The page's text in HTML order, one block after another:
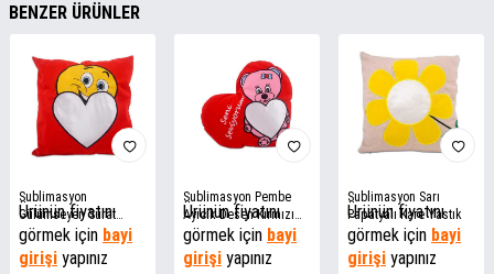
BENZER ÜRÜNLER
Sublimasyon
Gülümseyen Surat
Kırmızı Kare Yastık
Ürünün fiyatını
görmek için bayi
girişi yapınız
Sublimasyon Pembe
Ayıcık Desen Kırmızı
Kalp Yastık
Ürünün fiyatını
görmek için bayi
girişi yapınız
Sublimasyon Sarı
Papatyalı Kare Yastık
Ürünün fiyatını
görmek için bayi
girişi yapınız